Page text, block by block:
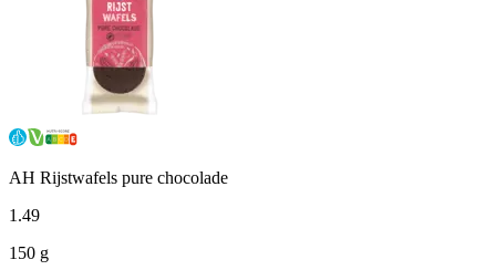
AH Rijstwafels pure chocolade
1 .49
150 g